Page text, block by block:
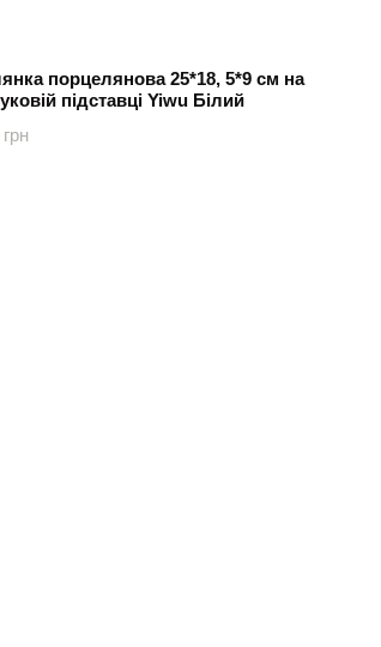
порцелянова 25*18, 5*9 см на
підставці Yiwu Білий